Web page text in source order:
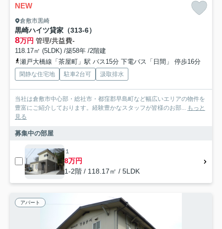
NEW
倉敷市黒崎
黒崎ハイツ貸家（313-6）
8万円 管理/共益費-
118.17㎡ (5LDK) /築58年 /2階建
瀬戸大橋線「茶屋町」駅 バス15分 下電バス「日間」 停歩16分
閑静な住宅地 駐車2台可 汲取排水
当社は倉敷市中心部・総社市・都窪郡早島町など幅広いエリアの物件を
豊富にご紹介しております。経験豊かなスタッフが皆様のお部...
もっと
見る
募集中の部屋
１
8万円
1-2階 / 118.17㎡ / 5LDK
アパート